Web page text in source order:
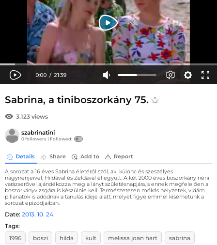
Sabrina, a tiniboszorkány 75.
3.123 views
szabrinatini
0 followers | Followed:
Details Share Add to Report
A sorozat a 16 éves Sabrina életéről szól, aki különc és szeszélyes
nagynénjeivel, Hildával és Zeldával él együtt. A két 2000 éves boszorkány néni
varázserővel ajándékozza meg a lányt születésnapjára, s ennek megfelelően a
boszorkányvizsgára is készülnie kell. Természetesen mókás helyzetek, vidám
pillanatok is adódnak a tanulás ideje alatt, melyet figyelemmel kísérhetünk a
sorozat epizódjaiban.
Date: 2013. 10. 24.
Tags:
1996
boszi hilda kult melissa joan hart
sabrina